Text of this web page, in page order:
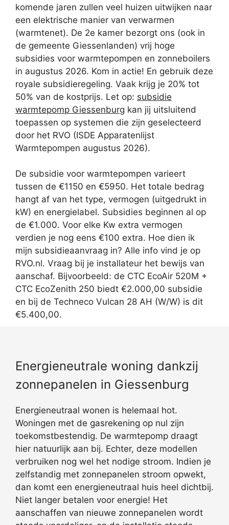
komende jaren zullen veel huizen uitwijken naar
een elektrische manier van verwarmen
(warmtenet). De 2e kamer bezorgt ons (ook in
de gemeente Giessenlanden) vrij hoge
subsidies voor warmtepompen en zonneboilers
in augustus 2026. Kom in actie! En gebruik deze
royale subsidieregeling. Vaak krijg je 20% tot
50% van de kostprijs. Let op: subsidie
warmtepomp Giessenburg kan jij uitsluitend
toepassen op systemen die zijn geselecteerd
door het RVO (ISDE Apparatenlijst
Warmtepompen augustus 2026).
De subsidie voor warmtepompen varieert
tussen de €1150 en €5950. Het totale bedrag
hangt af van het type, vermogen (uitgedrukt in
kW) en energielabel. Subsidies beginnen al op
de €1.000. Voor elke Kw extra vermogen
verdien je nog eens €100 extra. Hoe dien ik
mijn subsidieaanvraag in? Alle info vind je op
RVO.nl. Vraag bij je installateur het bewijs van
aanschaf. Bijvoorbeeld: de CTC EcoAir 520M +
CTC EcoZenith 250 biedt €2.000,00 subsidie
en bij de Techneco Vulcan 28 AH (W/W) is dit
€5.400,00.
Energieneutrale woning dankzij
zonnepanelen in Giessenburg
Energieneutraal wonen is helemaal hot.
Woningen met de gasrekening op nul zijn
toekomstbestendig. De warmtepomp draagt
hier natuurlijk aan bij. Echter, deze modellen
verbruiken nog wel het nodige stroom. Indien je
zelfstandig met zonnepanelen stroom opwekt,
dan komt een energieneutraal huis heel dichtbij.
Niet langer betalen voor energie! Het
aanschaffen van nieuwe zonnepanelen wordt